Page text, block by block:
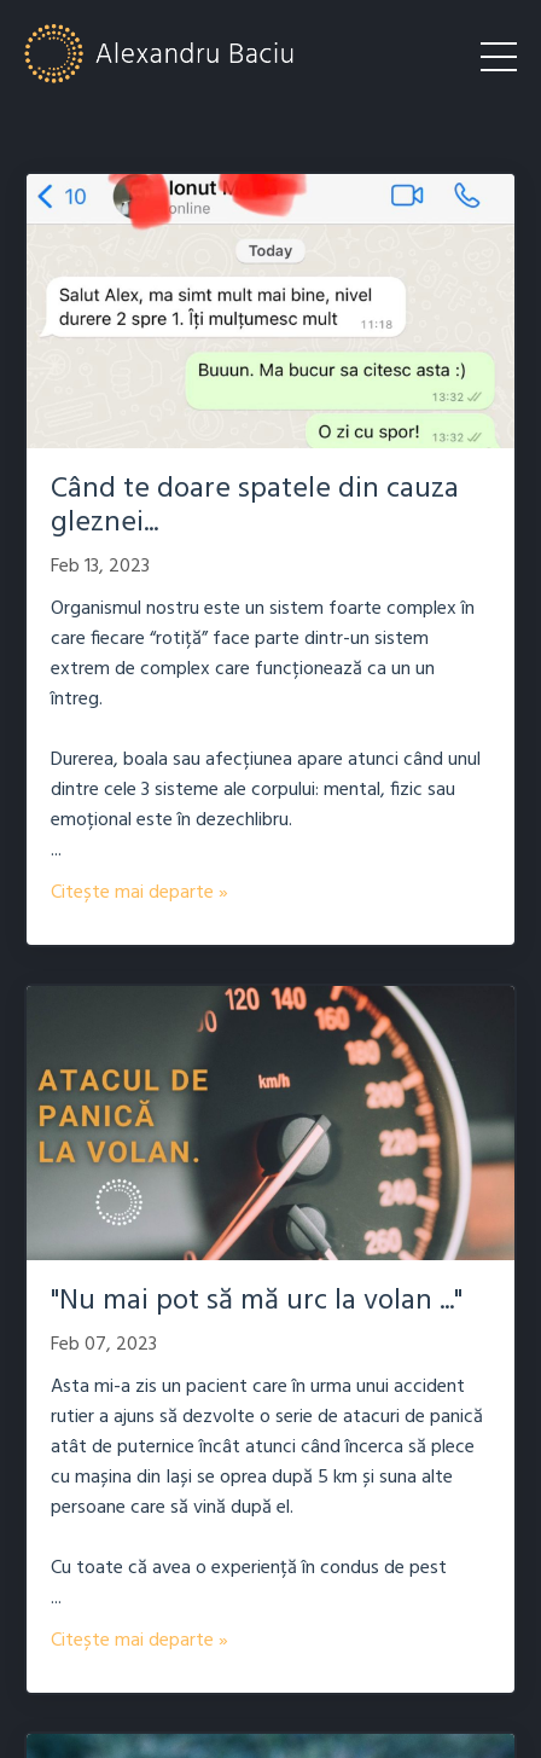
Când te doare spatele din cauza
gleznei...
Feb 13, 2023
Organismul nostru este un sistem foarte complex în
care fiecare “rotiță” face parte dintr-un sistem
extrem de complex care funcționează ca un un
întreg.
Durerea, boala sau afecțiunea apare atunci când unul
dintre cele 3 sisteme ale corpului: mental, fizic sau
emoțional este în dezechlibru.
...
Citește mai departe »
"Nu mai pot să mă urc la volan ..."
Feb 07, 2023
Asta mi-a zis un pacient care în urma unui accident
rutier a ajuns să dezvolte o serie de atacuri de panică
atât de puternice încât atunci când încerca să plece
cu mașina din Iași se oprea după 5 km și suna alte
persoane care să vină după el.
Cu toate că avea o experiență în condus de pest
...
Citește mai departe »